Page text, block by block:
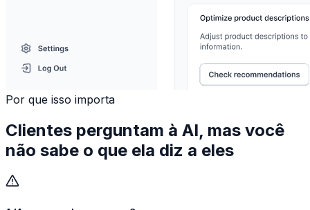
Por que isso importa
Clientes perguntam à AI, mas você
não sabe o que ela diz a eles